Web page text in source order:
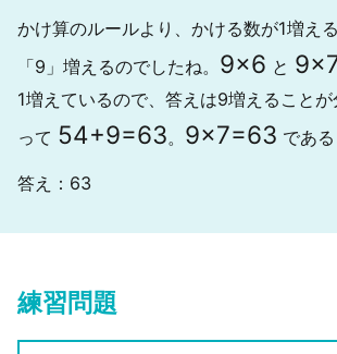
かけ算のルールより、かける数が1増え
「9」増えるのでしたね。 9×6 と 9×
1増えているので、答えは9増えることが
って 54+9=63。 9×7=63 である
答え：63
練習問題